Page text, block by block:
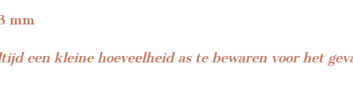
mm
een kleine hoeveelheid as te bewaren voor het